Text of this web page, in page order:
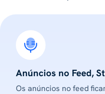
Anúncios no Feed,
Os anúncios no feed